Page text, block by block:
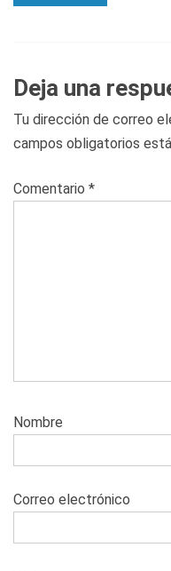
Deja una
Tu dirección de correo
campos obligatorios
Comentario *
Nombre
Correo electrónico